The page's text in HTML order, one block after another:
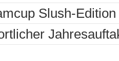
Slush-Edition